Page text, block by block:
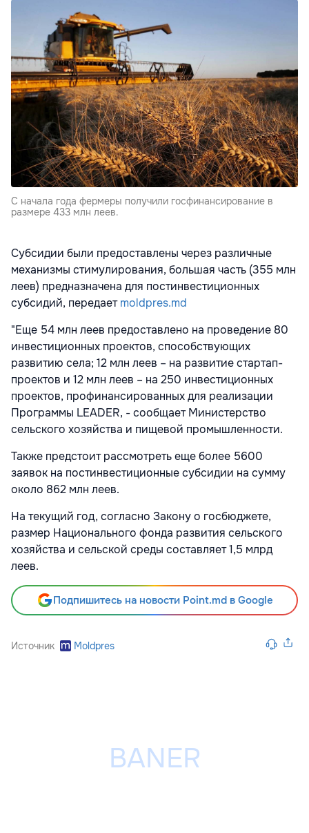
С начала года фермеры получили госфинансирование в
размере 433 млн леев.
Субсидии были предоставлены через различные
механизмы стимулирования, большая часть (355 млн
леев) предназначена для постинвестиционных
субсидий, передаетmoldpres.md
"Еще 54 млн леев предоставлено на проведение 80
инвестиционных проектов, способствующих
развитию села; 12 млн леев – на развитие стартап-
проектов и 12 млн леев – на 250 инвестиционных
проектов, профинансированных для реализации
Программы LEADER, - сообщает Министерство
сельского хозяйства и пищевой промышленности.
Также предстоит рассмотреть еще более 5600
заявок на постинвестиционные субсидии на сумму
около 862 млн леев.
На текущий год, согласно Закону о госбюджете,
размер Национального фонда развития сельского
хозяйства и сельской среды составляет 1,5 млрд
леев.
Подпишитесь на новости Point.md в Google
Источник Moldpres